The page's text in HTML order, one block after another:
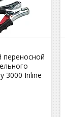
3000 Inline